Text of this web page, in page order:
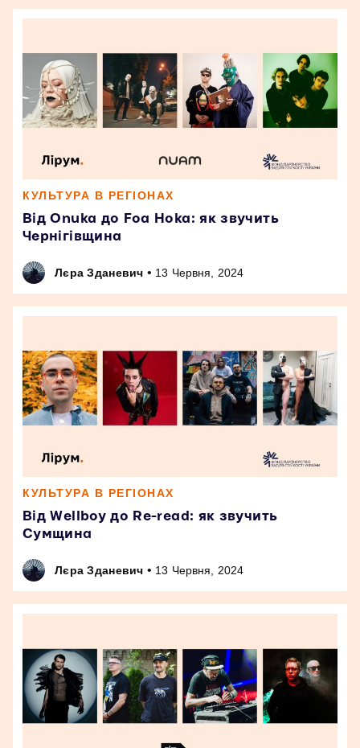
КУЛЬТУРА В РЕГІОНАХ
Від Onuka до Foa Hoka: як звучить
Чернігівщина
Лєра Зданевич • 13 Червня, 2024
КУЛЬТУРА В РЕГІОНАХ
Від Wellboy до Re-read: як звучить
Сумщина
Лєра Зданевич • 13 Червня, 2024